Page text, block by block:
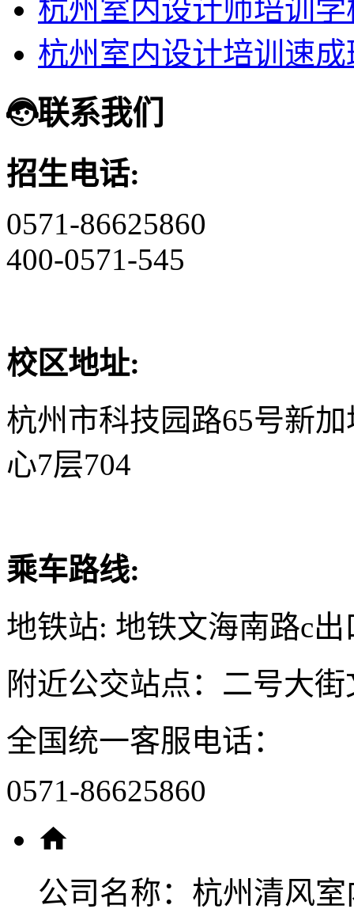
杭州室内设计师培训
杭州室内设计培训速成
联系我们
招生电话:
0571-86625860
400-0571-545
校区地址:
杭州市科技园路65号新
心7层704
乘车路线:
地铁站: 地铁文海南路c出
附近公交站点：二号大
全国统一客服电话：
0571-86625860
公司名称： 杭州清风